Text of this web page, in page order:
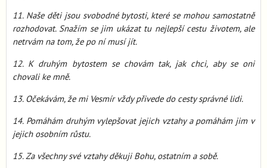
11. Naše děti jsou svobodné bytosti, které se mohou samostatně
rozhodovat. Snažím se jim ukázat tu nejlepší cestu životem, ale
netrvám na tom, že po ní musí jít.
12. K druhým bytostem se chovám tak, jak chci, aby se oni
chovali ke mně.
13. Očekávám, že mi Vesmír vždy přivede do cesty správné lidi.
14. Pomáhám druhým vylepšovat jejich vztahy a pomáhám jim v
jejich osobním růstu.
15. Za všechny své vztahy děkuji Bohu, ostatním a sobě.